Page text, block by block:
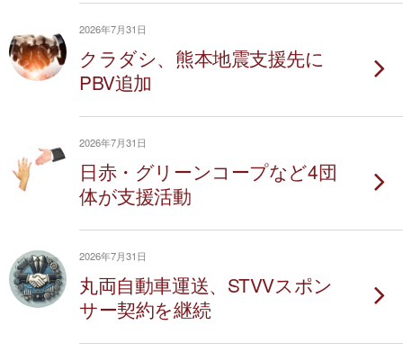
2026年7月31日
クラダシ、熊本地震支援先に
PBV追加
2026年7月31日
日赤・グリーンコープなど4団
体が支援活動
2026年7月31日
丸両自動車運送、STVVスポン
サー契約を継続